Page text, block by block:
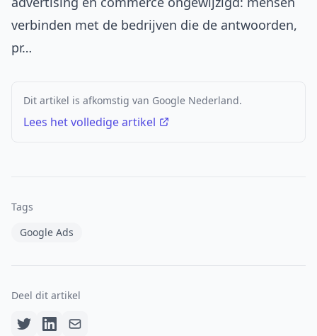
verbinden met de bedrijven die de antwoorden,
pr…
Dit artikel is afkomstig van Google Nederland.
Lees het volledige artikel
Tags
Google Ads
Deel dit artikel